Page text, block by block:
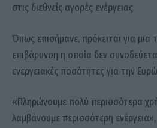
στις διεθνείς αγορές ενέργειας.
Όπως επισήμανε, πρόκειται για μια
επιβάρυνση η οποία δεν
ενεργειακές ποσότητες για την
«Πληρώνουμε πολύ περισσότερα
λαμβάνουμε περισσότερη